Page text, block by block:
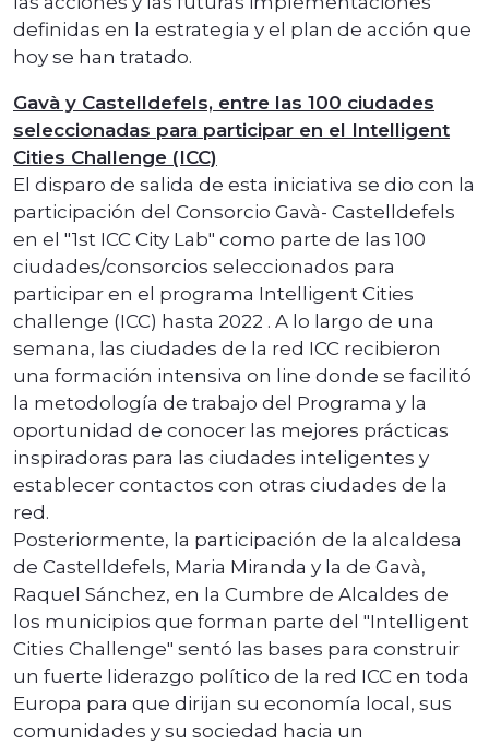
definidas en la estrategia y el plan de acción que
hoy se han tratado.
Gavà y Castelldefels, entre las 100 ciudades
seleccionadas para participar en el Intelligent
Cities Challenge (ICC)
El disparo de salida de esta iniciativa se dio con la
participación del Consorcio Gavà- Castelldefels
en el "1st ICC City Lab" como parte de las 100
ciudades/consorcios seleccionados para
participar en el programa Intelligent Cities
challenge (ICC) hasta 2022 . A lo largo de una
semana, las ciudades de la red ICC recibieron
una formación intensiva on line donde se facilitó
la metodología de trabajo del Programa y la
oportunidad de conocer las mejores prácticas
inspiradoras para las ciudades inteligentes y
establecer contactos con otras ciudades de la
red.
Posteriormente, la participación de la alcaldesa
de Castelldefels, Maria Miranda y la de Gavà,
Raquel Sánchez, en la Cumbre de Alcaldes de
los municipios que forman parte del "Intelligent
Cities Challenge" sentó las bases para construir
un fuerte liderazgo político de la red ICC en toda
Europa para que dirijan su economía local, sus
comunidades y su sociedad hacia un